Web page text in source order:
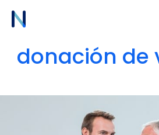
donación de